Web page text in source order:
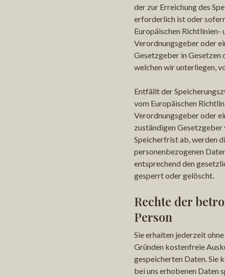
der zur Erreichung des
erforderlich ist oder
Europäischen Richtlinien-
Verordnungsgeber oder
Gesetzgeber in Gesetzen
welchen wir unterliegen,
Entfällt der
vom Europäischen
Verordnungsgeber oder
zuständigen
Speicherfrist ab, werden
personenbezogenen
entsprechend den
gesperrt oder gelöscht.
Rechte der
Person
Sie erhalten jederzeit
Gründen kostenfreie
gespeicherten Daten. Sie
bei uns erhobenen Daten